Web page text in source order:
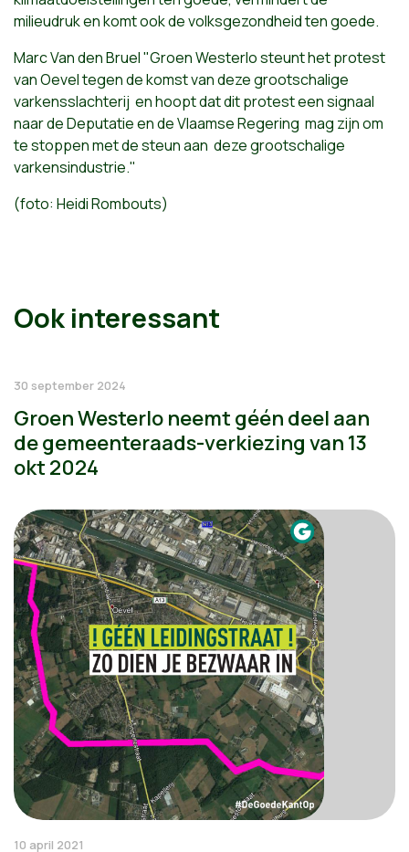
milieudruk en komt ook de volksgezondheid ten goede.
Marc Van den Bruel "Groen Westerlo steunt het protest
van Oevel tegen de komst van deze grootschalige
varkensslachterij en hoopt dat dit protest een signaal
naar de Deputatie en de Vlaamse Regering mag zijn om
te stoppen met de steun aan deze grootschalige
varkensindustrie."
(foto: Heidi Rombouts)
Ook interessant
30 september 2024
Groen Westerlo neemt géén deel aan
de gemeenteraads-verkiezing van 13
okt 2024
10 april 2021